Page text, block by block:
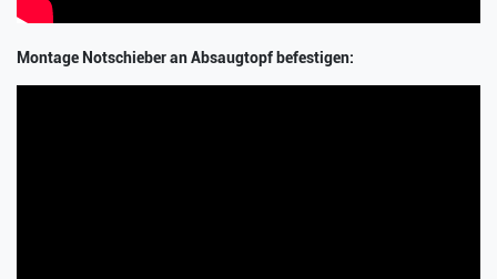
Montage Notschieber an Absaugtopf befestigen: